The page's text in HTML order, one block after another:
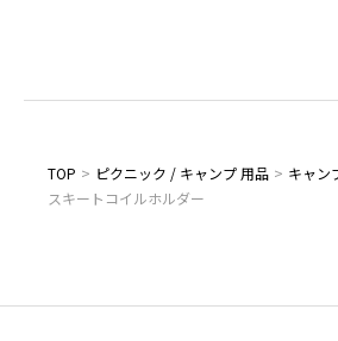
TOP > ピクニック / キャンプ 用品 > キャン
スキートコイルホルダー